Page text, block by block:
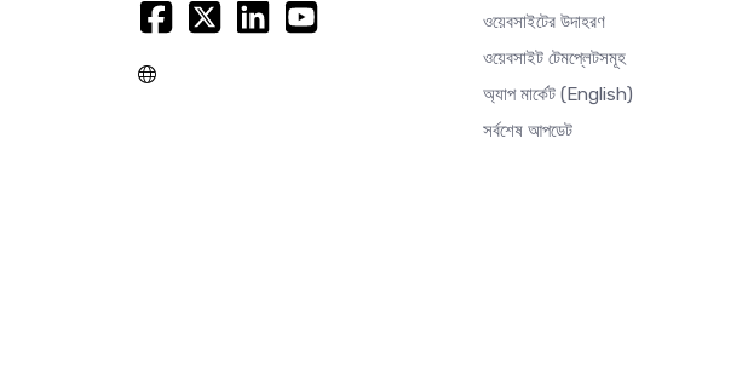
ওয়েবসাইটের উদাহরণ
ওয়েবসাইট টেমপ্লেটসমূহ
অ্যাপ মার্কেট (English)
সর্বশেষ আপডেট